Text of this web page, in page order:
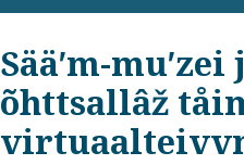
Sääʹm-
õhttsallâž